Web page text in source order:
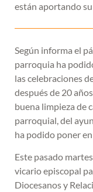
están aportando
Según informa el
parroquia ha
las celebraciones
después de 20
buena limpieza de
parroquial, del
ha podido poner en
Este pasado
vicario episcopal
Diocesanos y